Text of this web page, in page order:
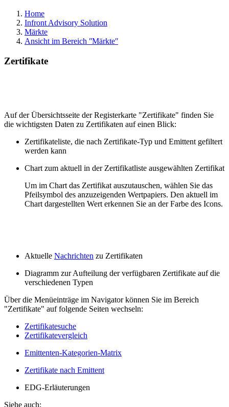
Home
Infront Advisory Solution
Märkte
Ansicht im Bereich ʺMärkteʺ
Zertifikate
Auf der Übersichtsseite der Registerkarte "Zertifikate" finden Sie
die wichtigsten Daten zu Zertifikaten auf einen Blick:
Zertifikateliste, die nach Zertifikate-Typ und Emittent gefiltert
werden kann
Chart zum aktuell in der Zertifikatliste ausgewählten Zertifikat
Um im Chart das Zertifikat auszutauschen, wählen Sie das
Pfeilsymbol des anzuzeigenden Wertpapiers. Den aktuell im
Chart dargestellten Wert erkennen Sie an der Farbe des Icons.
Aktuelle Nachrichten zu Zertifikaten
Diagramm zur Aufteilung der verfügbaren Zertifikate auf die
verschiedenen Typen
Über die Menüeinträge im Navigator können Sie im Bereich
"Zertifikate" auf folgende Seiten wechseln:
Zertifikatesuche
Zertifikatevergleich
Emittenten-Kategorien-Matrix
Zertifikate nach Emittent
EDG-Erläuterungen
Siehe auch: